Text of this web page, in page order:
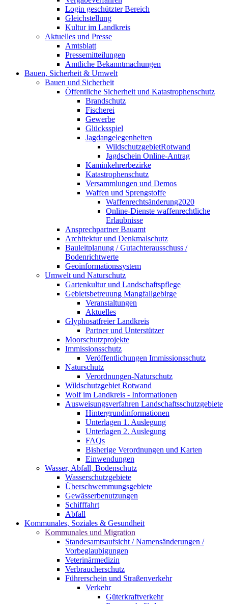
Login geschützter Bereich
Gleichstellung
Kultur im Landkreis
Aktuelles und Presse
Amtsblatt
Pressemitteilungen
Amtliche Bekanntmachungen
Bauen, Sicherheit & Umwelt
Bauen und Sicherheit
Öffentliche Sicherheit und Katastrophenschutz
Brandschutz
Fischerei
Gewerbe
Glücksspiel
Jagdangelegenheiten
WildschutzgebietRotwand
Jagdschein Online-Antrag
Kaminkehrerbezirke
Katastrophenschutz
Versammlungen und Demos
Waffen und Sprengstoffe
Waffenrechtsänderung2020
Online-Dienste waffenrechtliche
Erlaubnisse
Ansprechpartner Bauamt
Architektur und Denkmalschutz
Bauleitplanung / Gutachterausschuss /
Bodenrichtwerte
Geoinformationssystem
Umwelt und Naturschutz
Gartenkultur und Landschaftspflege
Gebietsbetreuung Mangfallgebirge
Veranstaltungen
Aktuelles
Glyphosatfreier Landkreis
Partner und Unterstützer
Moorschutzprojekte
Immissionsschutz
Veröffentlichungen Immissionsschutz
Naturschutz
Verordnungen-Naturschutz
Wildschutzgebiet Rotwand
Wolf im Landkreis - Informationen
Ausweisungsverfahren Landschaftsschutzgebiete
Hintergrundinformationen
Unterlagen 1. Auslegung
Unterlagen 2. Auslegung
FAQs
Bisherige Verordnungen und Karten
Einwendungen
Wasser, Abfall, Bodenschutz
Wasserschutzgebiete
Überschwemmungsgebiete
Gewässerbenutzungen
Schifffahrt
Abfall
Kommunales, Soziales & Gesundheit
Kommunales und Migration
Standesamtsaufsicht / Namensänderungen /
Vorbeglaubigungen
Veterinärmedizin
Verbraucherschutz
Führerschein und Straßenverkehr
Verkehr
Güterkraftverkehr